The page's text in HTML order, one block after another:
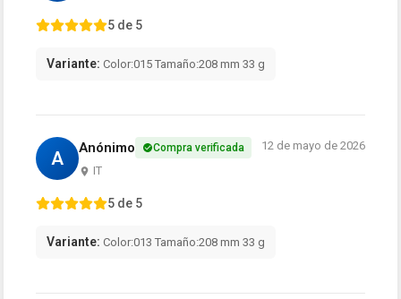
5 de 5
Variante: Color:015 Tamaño:208 mm 33 g
A Anónimo Compra verificada
IT
12 de mayo de 2026
5 de 5
Variante: Color:013 Tamaño:208 mm 33 g